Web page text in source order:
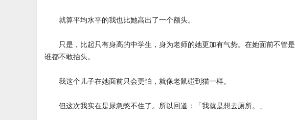
就算平均水平的我也比她高出了一个额头。
只是，比起只有身高的中学生，身为老师的她更加有气势。在她面前不管是
谁都不敢抬头。
我这个儿子在她面前只会更怕，就像老鼠碰到猫一样。
但这次我实在是尿急憋不住了。所以回道：「我就是想去厕所。」